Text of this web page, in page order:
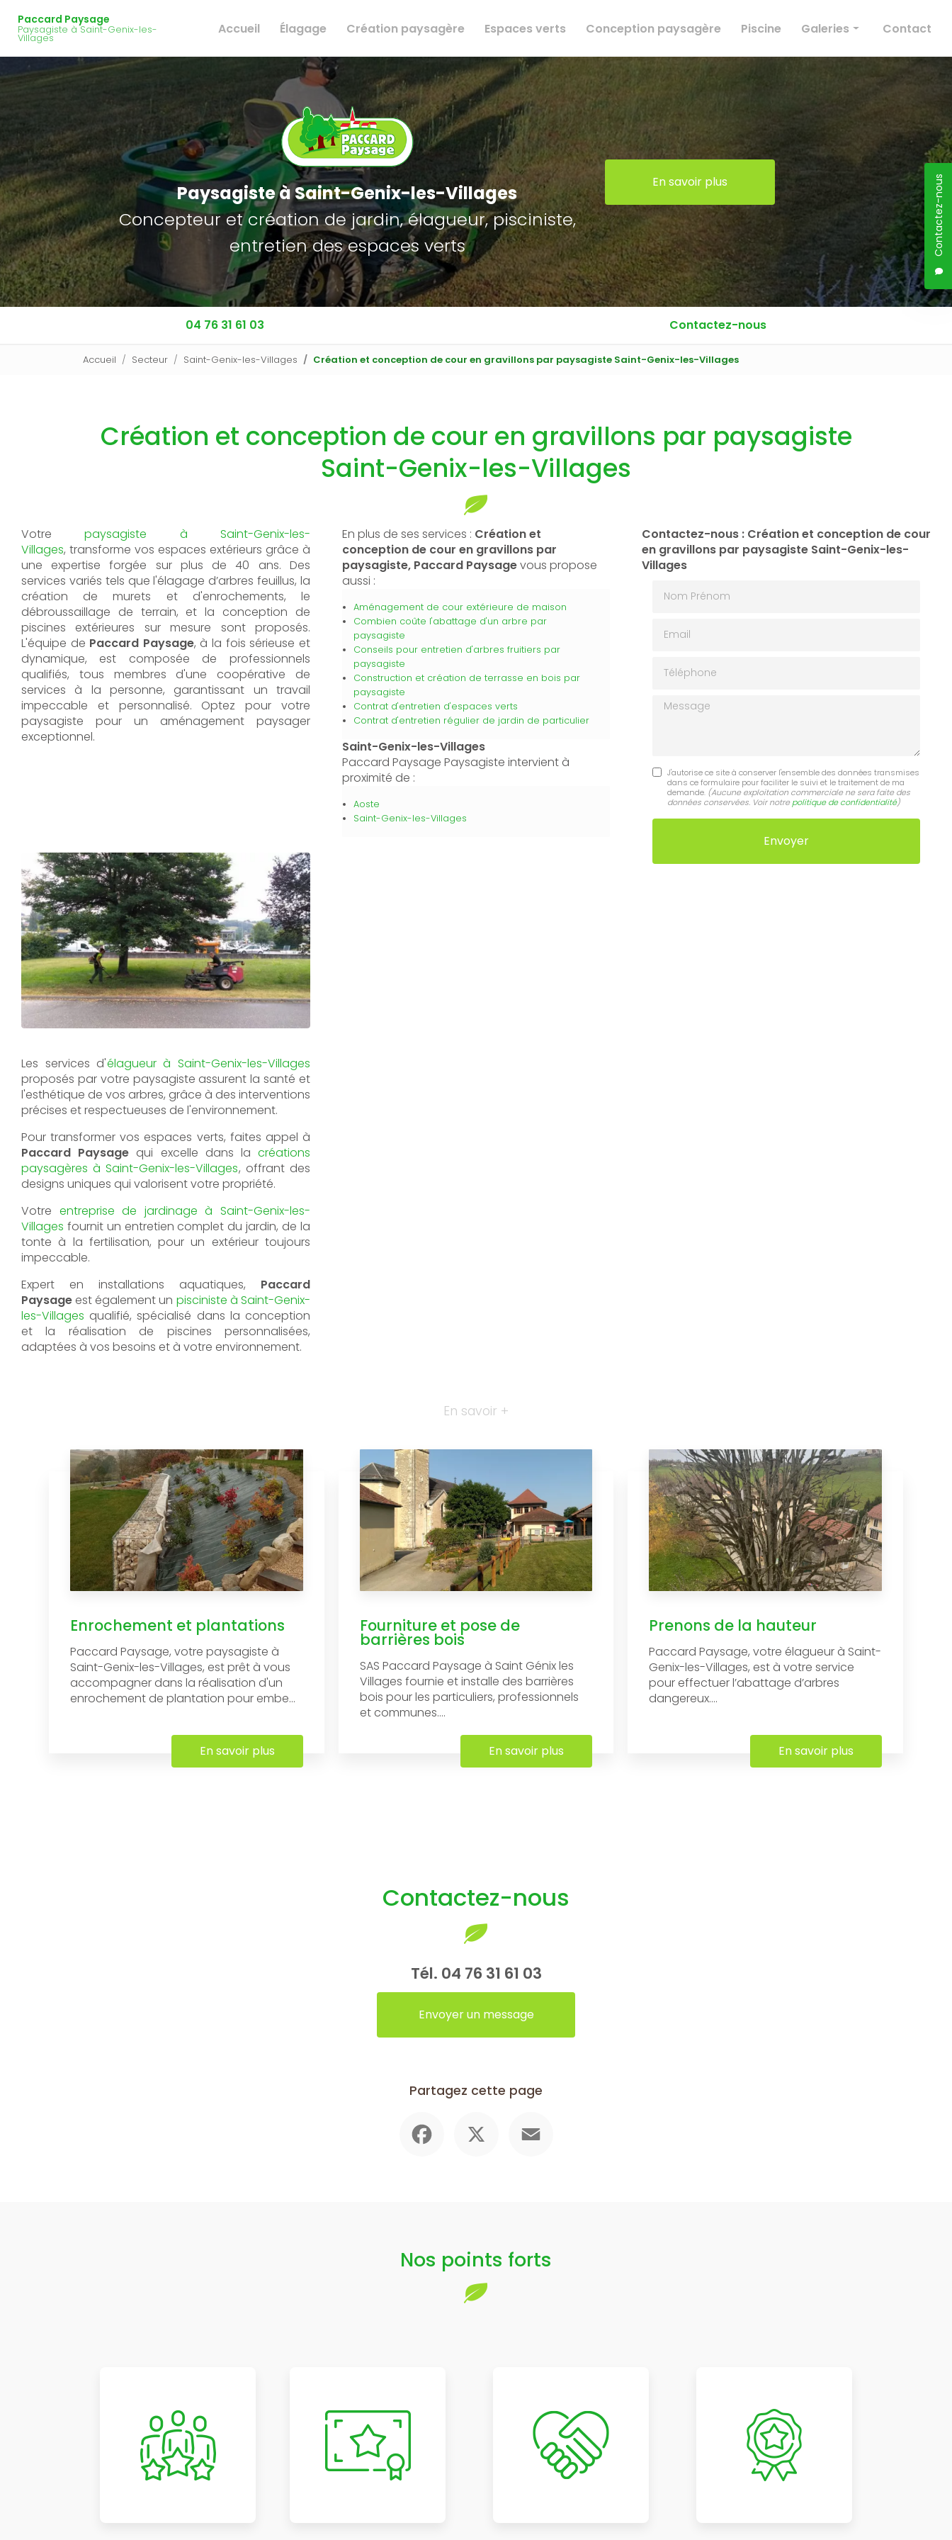
contenu
principal
Paccard Paysage
Paysagiste à Saint-Genix-les-
Villages
Contactez-nous
Accueil
Élagage Création paysagère Espaces verts Conception paysagère Piscine Galeries
Élagage
Entretien des espaces verts
Conception paysagère
Piscine
Contact
Paysagisteà Saint-Genix-les-Villages
Concepteur et création de jardin, élagueur, pisciniste,
entretien des espaces verts
En savoir plus
04 76 31 61 03 Contactez-nous
Accueil Secteur Saint-Genix-les-Villages Création et conception de cour en gravillons par paysagiste Saint-Genix-les-Villages
Création et conception de cour en gravillons par paysagiste
Saint-Genix-les-Villages
Votre paysagiste à
Saint-Genix-les-
Villages, transforme vos espaces extérieurs grâce à
une expertise forgée sur plus de 40 ans. Des
services variés tels que l'élagage d’arbres feuillus, la
création de murets et d'enrochements, le
débroussaillage de terrain, et la conception de
piscines extérieures sur mesure sont proposés.
L'équipe de Paccard Paysage, à la fois sérieuse et
dynamique, est composée de professionnels
qualifiés, tous membres d'une coopérative de
services à la personne, garantissant un travail
impeccable et personnalisé. Optez pour votre
paysagiste pour un aménagement paysager
exceptionnel.
Les services d'élagueur à Saint-Genix-les-Villages
proposés par votre paysagiste assurent la santé et
l'esthétique de vos arbres, grâce à des interventions
précises et respectueuses de l'environnement.
Pour transformer vos espaces verts, faites appel à
Paccard Paysage qui excelle dans la créations
paysagères à Saint-Genix-les-Villages, offrant des
designs uniques qui valorisent votre propriété.
Votre entreprise de jardinage à Saint-Genix-les-
Villages fournit un entretien complet du jardin, de la
tonte à la fertilisation, pour un extérieur toujours
impeccable.
Expert en installations aquatiques, Paccard
Paysage est également un pisciniste à Saint-Genix-
les-Villages qualifié, spécialisé dans la conception
et la réalisation de piscines personnalisées,
adaptées à vos besoins et à votre environnement.
En plus de ses services : Création et
conception de cour en gravillons par
paysagiste, Paccard Paysagevous propose
aussi :
Aménagement de cour extérieure de maison
Combien coûte l'abattage d'un arbre par
paysagiste
Conseils pour entretien d'arbres fruitiers par
paysagiste
Construction et création de terrasse en bois par
paysagiste
Contrat d'entretien d'espaces verts
Contrat d'entretien régulier de jardin de particulier
Saint-Genix-les-Villages
Paccard Paysage Paysagiste intervient à
proximité de :
Aoste
Saint-Genix-les-Villages
Contactez-nous : Création et conception de cour
en gravillons par paysagiste Saint-Genix-les-
Villages
Message
J'autorise ce site à conserver l'ensemble des données transmises
dans ce formulaire pour faciliter le suivi et le traitement de ma
demande. (Aucune exploitation commerciale ne sera faite des
données conservées. Voir notre politique de confidentialité)
En savoir +
Enrochement et plantations
Paccard Paysage, votre paysagiste à
Saint-Genix-les-Villages, est prêt à vous
accompagner dans la réalisation d'un
enrochement de plantation pour embe...
En savoir plus
Fourniture et pose de
barrières bois
SAS Paccard Paysage à Saint Génix les
Villages fournie et installe des barrières
bois pour les particuliers, professionnels
et communes....
En savoir plus
Prenons de la hauteur
Paccard Paysage, votre élagueur à Saint-
Genix-les-Villages, est à votre service
pour effectuer l’abattage d’arbres
dangereux....
En savoir plus
Contactez-nous
Tél. 04 76 31 61 03
Envoyer un message
Partagez cette page
Nos points forts